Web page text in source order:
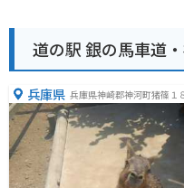
道の駅 銀の馬車道
兵庫県 兵庫県神崎郡神河町猪篠１
８